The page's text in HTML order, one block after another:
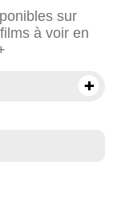
sur
à voir en